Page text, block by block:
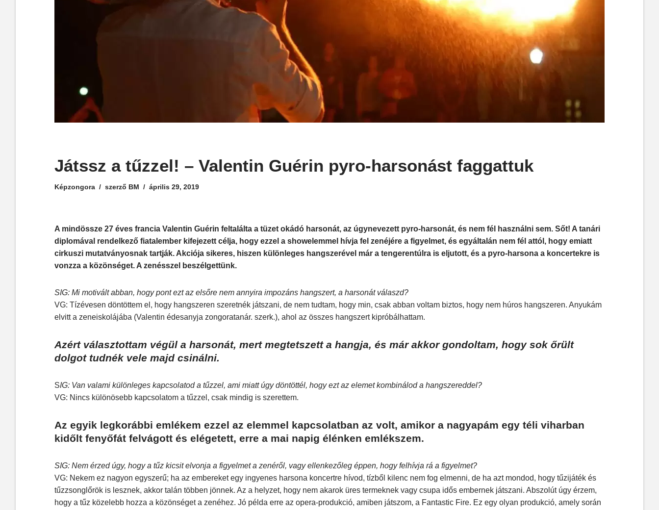
Játssz a tűzzel! – Valentin Guérin pyro-harsonást faggattuk
Képzongora szerző BM április 29, 2019
A mindössze 27 éves francia Valentin Guérin feltalálta a tüzet okádó harsonát, az úgynevezett pyro-harsonát, és nem fél használni sem. Sőt! A tanári
diplomával rendelkező fiatalember kifejezett célja, hogy ezzel a showelemmel hívja fel zenéjére a figyelmet, és egyáltalán nem fél attól, hogy emiatt
cirkuszi mutatványosnak tartják. Akciója sikeres, hiszen különleges hangszerével már a tengerentúlra is eljutott, és a pyro-harsona a koncertekre is
vonzza a közönséget. A zenésszel beszélgettünk.
SIG: Mi motivált abban, hogy pont ezt az elsőre nem annyira impozáns hangszert, a harsonát válaszd?
VG: Tízévesen döntöttem el, hogy hangszeren szeretnék játszani, de nem tudtam, hogy min, csak abban voltam biztos, hogy nem húros hangszeren. Anyukám
elvitt a zeneiskolájába (Valentin édesanyja zongoratanár. szerk.), ahol az összes hangszert kipróbálhattam.
Azért választottam végül a harsonát, mert megtetszett a hangja, és már akkor gondoltam, hogy sok őrült
dolgot tudnék vele majd csinálni.
SIG: Van valami különleges kapcsolatod a tűzzel, ami miatt úgy döntöttél, hogy ezt az elemet kombinálod a hangszereddel?
VG: Nincs különösebb kapcsolatom a tűzzel, csak mindig is szerettem.
Az egyik legkorábbi emlékem ezzel az elemmel kapcsolatban az volt, amikor a nagyapám egy téli viharban
kidőlt fenyőfát felvágott és elégetett, erre a mai napig élénken emlékszem.
SIG: Nem érzed úgy, hogy a tűz kicsit elvonja a figyelmet a zenéről, vagy ellenkezőleg éppen, hogy felhívja rá a figyelmet?
VG: Nekem ez nagyon egyszerű; ha az embereket egy ingyenes harsona koncertre hívod, tízből kilenc nem fog elmenni, de ha azt mondod, hogy tűzijáték és
tűzzsonglőrök is lesznek, akkor talán többen jönnek. Az a helyzet, hogy nem akarok üres termeknek vagy csupa idős embernek játszani. Abszolút úgy érzem,
hogy a tűz közelebb hozza a közönséget a zenéhez. Jó példa erre az opera-produkció, amiben játszom, a Fantastic Fire. Ez egy olyan produkció, amely során